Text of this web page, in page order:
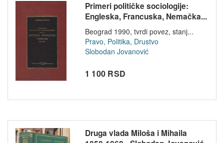
Primeri političke sociologije:
Engleska, Francuska, Nemačka...
Beograd 1990, tvrdi povez, stanj...
Pravo, Politika, Drustvo
Slobodan Jovanović
1 100 RSD
Druga vlada Miloša i Mihaila